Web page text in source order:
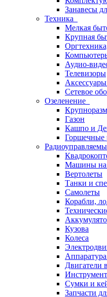
Занавесы
Техника
Мелкая
Крупная
Аудио-
Телевизоры
Сетевое
Озеленение
Газон
Кашпо и
Горшечные
Машины на
Вертолеты
Танки и
Самолеты
Корабли,
Кузова
Колеса
Двигатели
Сумки и
Запчасти